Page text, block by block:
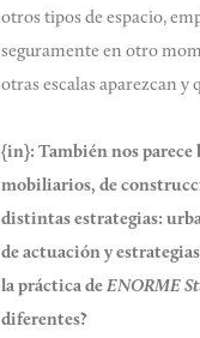
otros tipos de espacio,
seguramente en otro
otras escalas aparezcan y
{in}:También nos
mobiliarios, de
distintas estrategias:
de actuación y
la práctica deENORME
diferentes?